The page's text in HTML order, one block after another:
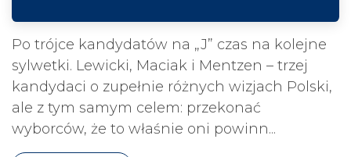
Po trójce kandydatów na „J” czas na kolejne
sylwetki. Lewicki, Maciak i Mentzen – trzej
kandydaci o zupełnie różnych wizjach Polski,
ale z tym samym celem: przekonać
wyborców, że to właśnie oni powinn...